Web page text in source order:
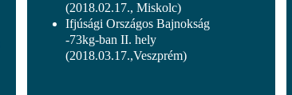
(2018.02.17., Miskolc)
Ifjúsági Országos Bajnokság
-73kg-ban II. hely
(2018.03.17.,Veszprém)